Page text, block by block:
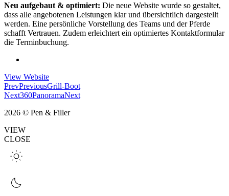
Neu aufgebaut & optimiert: Die neue Website wurde so gestaltet,
dass alle angebotenen Leistungen klar und übersichtlich dargestellt
werden. Eine persönliche Vorstellung des Teams und der Pferde
schafft Vertrauen. Zudem erleichtert ein optimiertes Kontaktformular
die Terminbuchung.
View Website
PrevPreviousGrill-Boot
Next360PanoramaNext
2026 © Pen & Filler
VIEW
CLOSE